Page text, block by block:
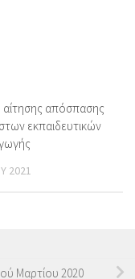
απόσπασης
εκπαιδευτικών
2021
Μαρτίου 2020